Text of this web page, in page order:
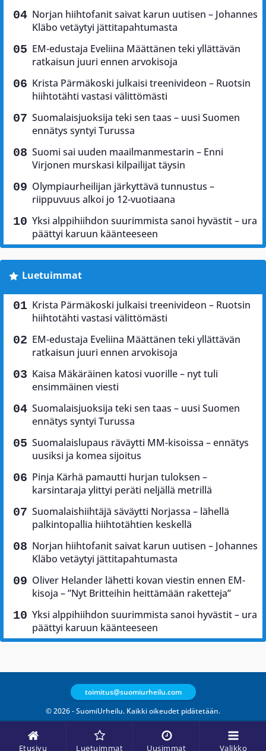
Etusivu Luetuimmat Uusimmat Valikko
Norjan hiihtofanit saivat karun uutisen – Johannes
Kläbo vetäytyi jättitapahtumasta
EM-edustaja Eveliina Määttänen teki yllättävän
ratkaisun juuri ennen arvokisoja
Krista Pärmäkoski julkaisi treenivideon – Ruotsin
hiihtotähti vastasi välittömästi
Suomalaisjuoksija teki sen taas – uusi Suomen
ennätys syntyi Turussa
Suomi sai uuden maailmanmestarin – Enni
Virjonen murskasi kilpailijat täysin
Olympiaurheilijan järkyttävä tunnustus –
riippuvuus alkoi jo 12-vuotiaana
Yksi alppihiihdon suurimmista sanoi hyvästit – ura
päättyi karuun käänteeseen
Luetuimmat
Krista Pärmäkoski julkaisi treenivideon – Ruotsin
hiihtotähti vastasi välittömästi
EM-edustaja Eveliina Määttänen teki yllättävän
ratkaisun juuri ennen arvokisoja
Kaisa Mäkäräinen katosi vuorille – nyt tuli
ensimmäinen viesti
Suomalaisjuoksija teki sen taas – uusi Suomen
ennätys syntyi Turussa
Suomalaislupaus räväytti MM-kisoissa – ennätys
uusiksi ja komea sijoitus
Pinja Kärhä pamautti hurjan tuloksen –
karsintaraja ylittyi peräti neljällä metrillä
Suomalaishiihtäjä säväytti Norjassa – lähellä
palkintopallia hiihtotähtien keskellä
Norjan hiihtofanit saivat karun uutisen – Johannes
Kläbo vetäytyi jättitapahtumasta
Oliver Helander lähetti kovan viestin ennen EM-
kisoja – ”Nyt Britteihin heittämään raketteja”
Yksi alppihiihdon suurimmista sanoi hyvästit – ura
päättyi karuun käänteeseen
© 2026 - SuomiUrheilu. Kaikki oikeudet pidätetään.
toimitus@suomiurheilu.com